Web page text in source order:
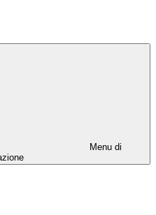
Menu di